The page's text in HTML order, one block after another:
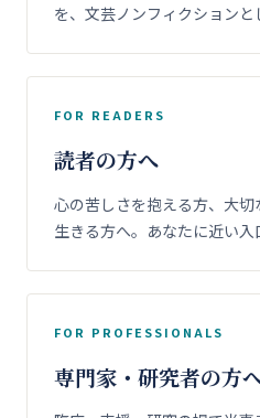
を、文芸ノンフィクションと
FOR READERS
読者の方へ
心の苦しさを抱える方、大
生きる方へ。あなたに近い入
FOR PROFESSIONALS
専門家・研究者の方